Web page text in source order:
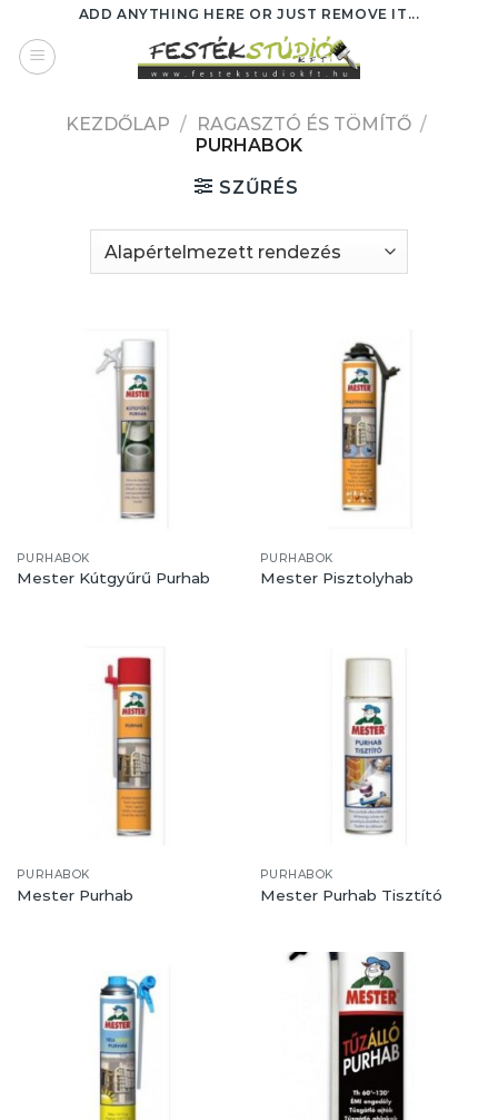
content
ADD ANYTHING HERE OR JUST REMOVE IT...
KEZDŐLAP / RAGASZTÓ ÉS TÖMÍTŐ /
PURHABOK
SZŰRÉS
PURHABOK
Mester Kútgyűrű Purhab
PURHABOK
Mester Pisztolyhab
PURHABOK
Mester Purhab
PURHABOK
Mester Purhab Tisztító